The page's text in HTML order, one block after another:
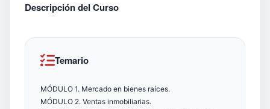
Descripción del Curso
Temario
MÓDULO 1. Mercado en bienes raíces.
MÓDULO 2. Ventas inmobiliarias.